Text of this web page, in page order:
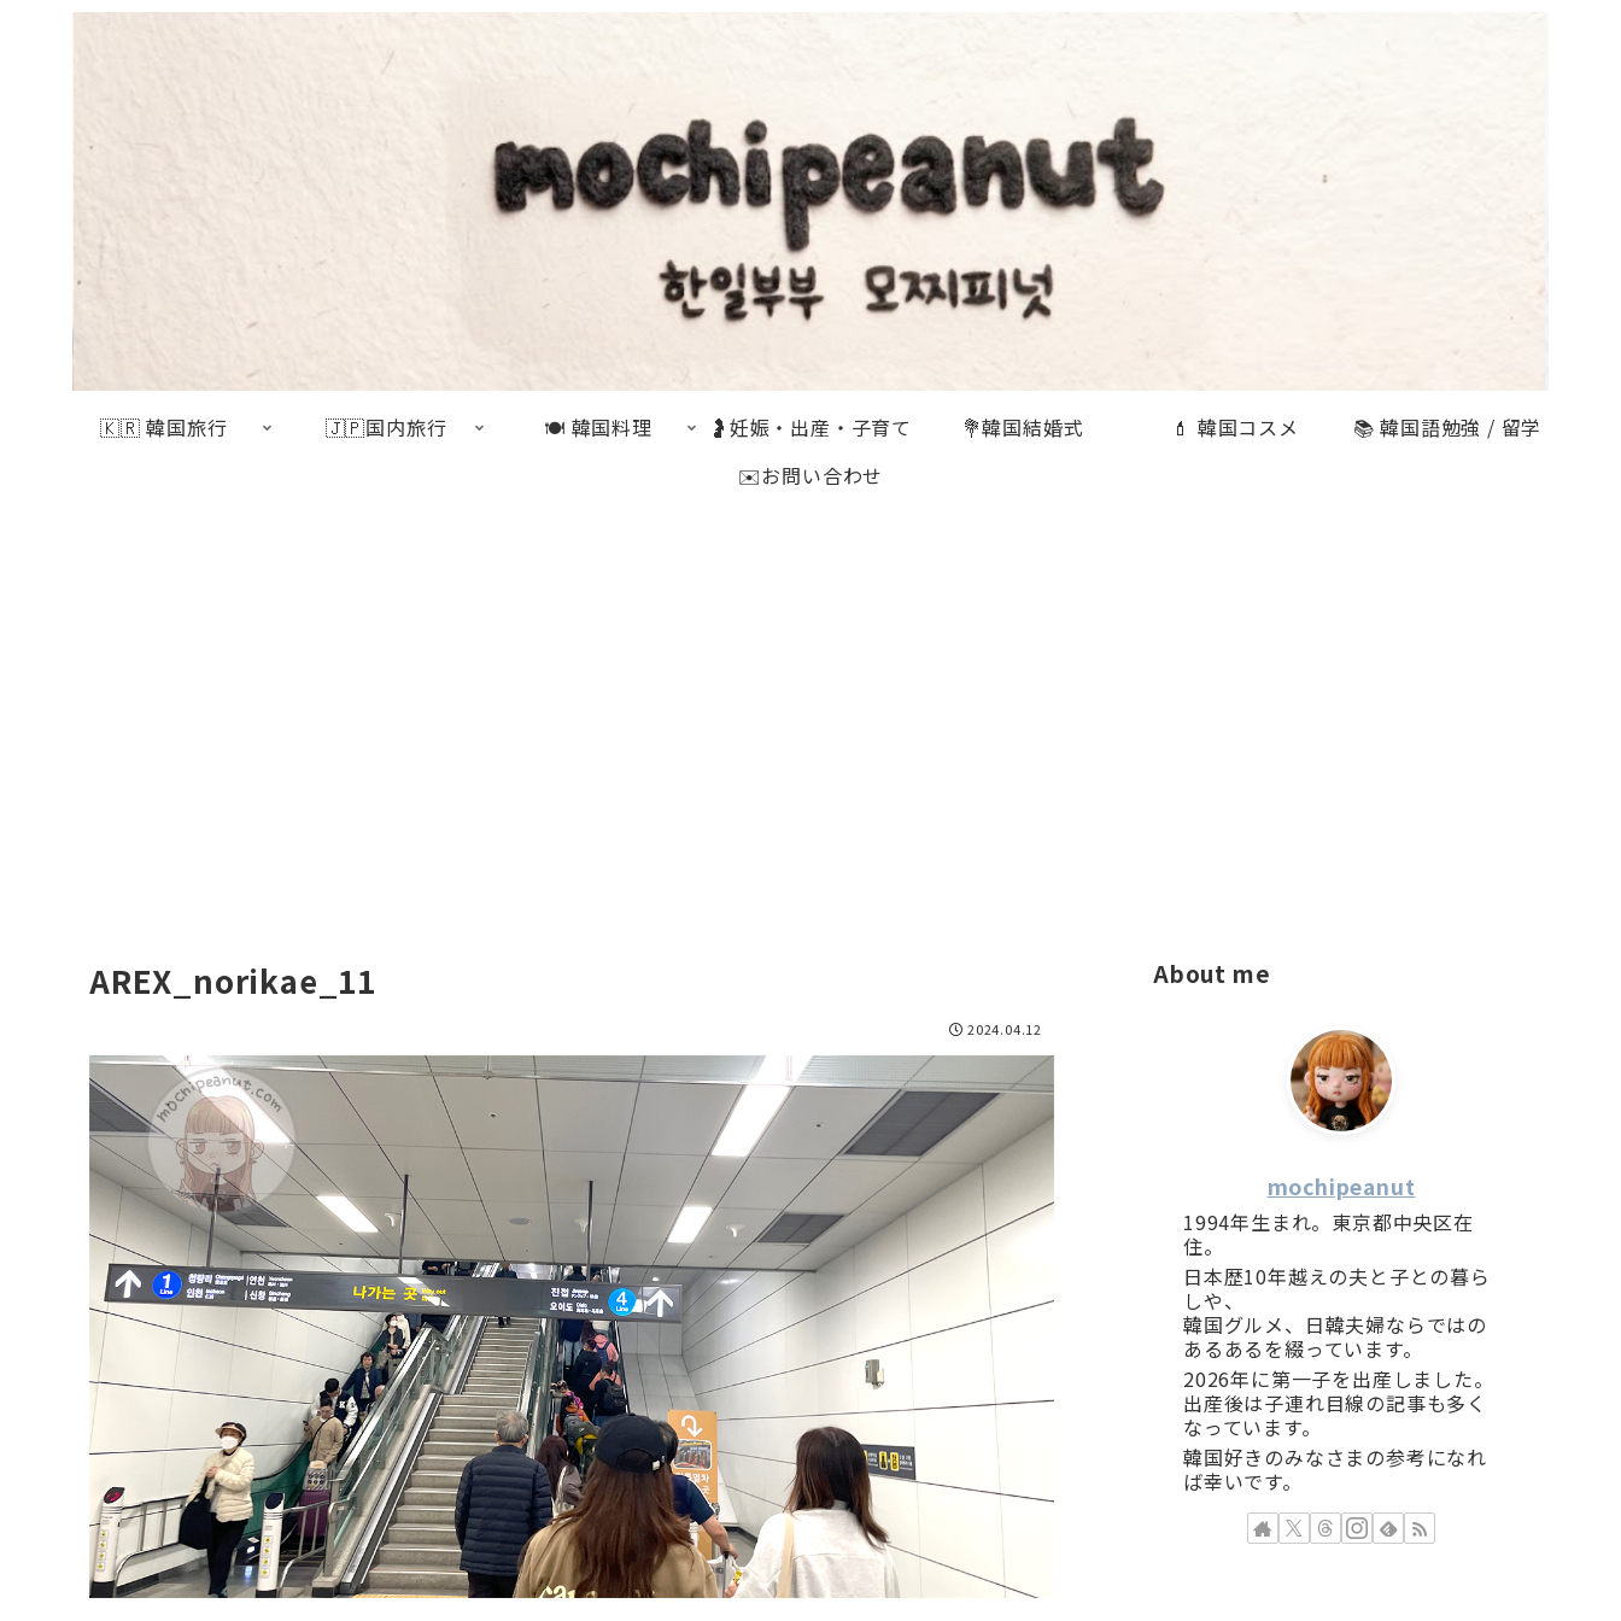
🇰🇷 韓国旅行 🇯🇵国内旅行 🍽 韓国料理 🤰妊娠・出産・子育て 💐韓国結婚式 💄 韓国コスメ
📚 韓国語勉強 / 留学
✉️お問い合わせ
AREX_norikae_11
2024.04.12
About me
mochipeanut
1994年生まれ。東京都中央区在
住。
日本歴10年越えの夫と子との暮ら
しや、
韓国グルメ、日韓夫婦ならではの
あるあるを綴っています。
2026年に第一子を出産しました。
出産後は子連れ目線の記事も多く
なっています。
韓国好きのみなさまの参考になれ
ば幸いです。